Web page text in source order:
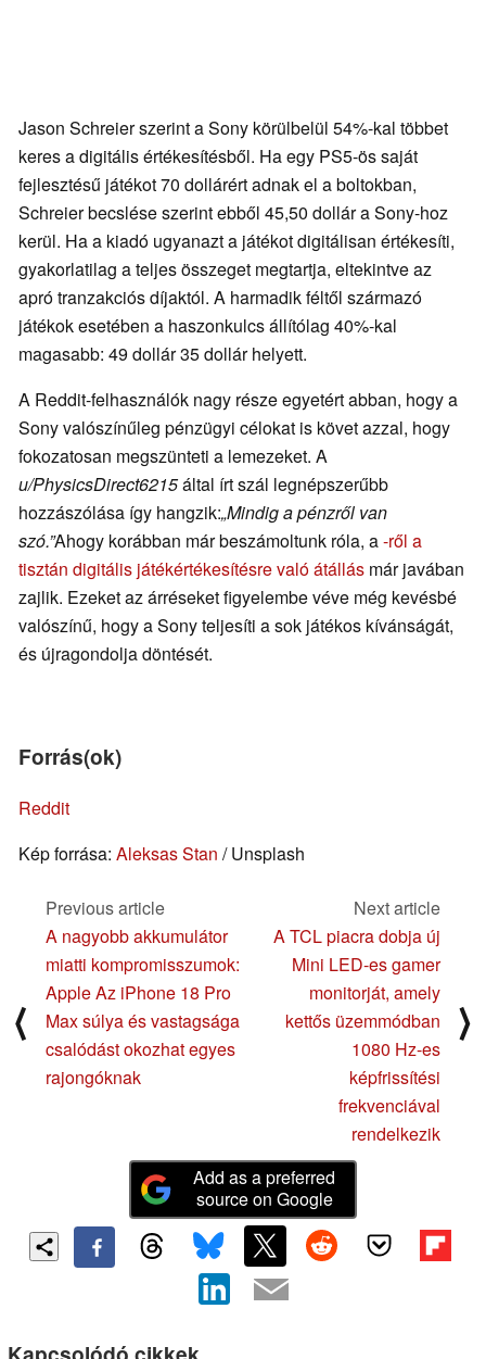
Jason Schreier szerint a Sony körülbelül 54%-kal többet
keres a digitális értékesítésből. Ha egy PS5-ös saját
fejlesztésű játékot 70 dollárért adnak el a boltokban,
Schreier becslése szerint ebből 45,50 dollár a Sony-hoz
kerül. Ha a kiadó ugyanazt a játékot digitálisan értékesíti,
gyakorlatilag a teljes összeget megtartja, eltekintve az
apró tranzakciós díjaktól. A harmadik féltől származó
játékok esetében a haszonkulcs állítólag 40%-kal
magasabb: 49 dollár 35 dollár helyett.
A Reddit-felhasználók nagy része egyetért abban, hogy a
Sony valószínűleg pénzügyi célokat is követ azzal, hogy
fokozatosan megszünteti a lemezeket. A
u/PhysicsDirect6215által írt szál legnépszerűbb
hozzászólása így hangzik:„Mindig a pénzről van
szó.”Ahogy korábban már beszámoltunk róla, a-ről a
tisztán digitális játékértékesítésre való átállás már javában
zajlik. Ezeket az árréseket figyelembe véve még kevésbé
valószínű, hogy a Sony teljesíti a sok játékos kívánságát,
és újragondolja döntését.
Forrás(ok)
Reddit
Kép forrása: Aleksas Stan / Unsplash
⟨
Previous article
A nagyobb akkumulátor
miatti kompromisszumok:
Apple Az iPhone 18 Pro
Max súlya és vastagsága
csalódást okozhat egyes
rajongóknak
Next article
A TCL piacra dobja új
Mini LED-es gamer
monitorját, amely
kettős üzemmódban
1080 Hz-es
képfrissítési
frekvenciával
rendelkezik
⟩
Add as a preferred
source on Google